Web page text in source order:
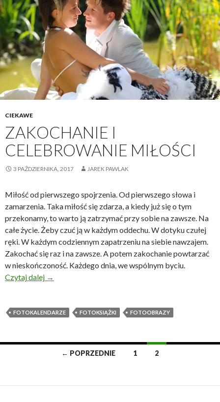
CIEKAWE
ZAKOCHANIE I
CELEBROWANIE MIŁOŚCI
3 PAŹDZIERNIKA, 2017 JAREK PAWLAK
Miłość od pierwszego spojrzenia. Od pierwszego słowa i
zamarzenia. Taka miłość się zdarza, a kiedy już się o tym
przekonamy, to warto ją zatrzymać przy sobie na zawsze. Na
całe życie. Żeby czuć ją w każdym oddechu. W dotyku czułej
ręki. W każdym codziennym zapatrzeniu na siebie nawzajem.
Zakochać się raz i na zawsze. A potem zakochanie powtarzać
w nieskończoność. Każdego dnia, we wspólnym byciu.
Czytaj dalej Zakochanie i celebrowanie miłości
→
FOTOKALENDARZE FOTOKSIĄŻKI FOTOOBRAZY
wpisach
← POPRZEDNIE 1 2